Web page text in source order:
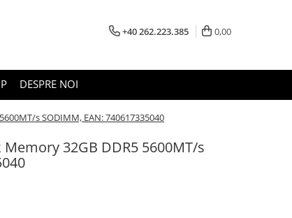
+40 262.223.385 0,00
DESPRE NOI
s SODIMM, EAN: 740617335040
32GB DDR5 5600MT/s